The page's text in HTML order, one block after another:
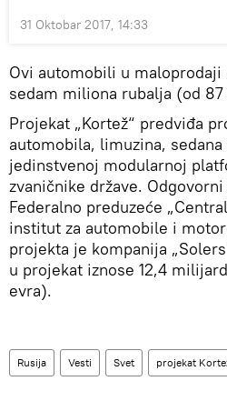
31 Oktobar 2017, 14:33
Ovi automobili u
sedam miliona rubalja (od
Projekat „Kortež“ predviđa
automobila, limuzina,
jedinstvenoj modularnoj
zvaničnike države.
Federalno preduzeće
institut za automobile i
projekta je kompanija
u projekat iznose 12,4
evra).
Rusija Vesti Svet projekat